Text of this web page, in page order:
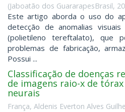
(Jaboatão dos GuararapesBrasil,
Este artigo aborda o uso do
detecção de anomalias
(polietileno tereftalato), que
problemas de fabricação,
Possui ...
Classificação de doenças
de imagens raio-x de
neurais
França, Aldenis Everton Alves